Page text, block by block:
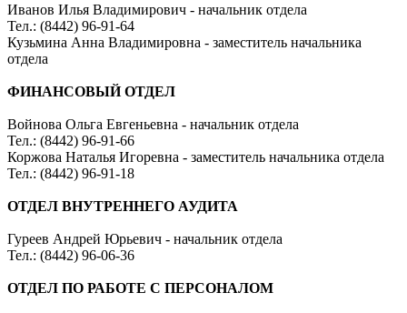
Иванов Илья Владимирович - начальник отдела
Тел.: (8442) 96-91-64
Кузьмина Анна Владимировна - заместитель начальника
отдела
ФИНАНСОВЫЙ ОТДЕЛ
Войнова Ольга Евгеньевна - начальник отдела
Тел.: (8442) 96-91-66
Коржова Наталья Игоревна - заместитель начальника отдела
Тел.: (8442) 96-91-18
ОТДЕЛ ВНУТРЕННЕГО АУДИТА
Гуреев Андрей Юрьевич - начальник отдела
Тел.: (8442) 96-06-36
ОТДЕЛ ПО РАБОТЕ С ПЕРСОНАЛОМ